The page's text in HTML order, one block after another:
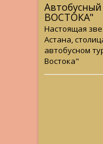
ВОСТОКА"
Настоящая
Астана,
автобусном
Востока"